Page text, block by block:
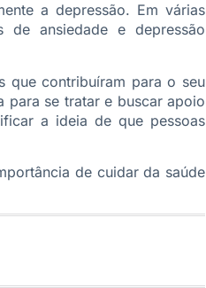
a depressão. Em várias
de ansiedade e depressão
que contribuíram para o seu
para se tratar e buscar apoio
a ideia de que pessoas
de cuidar da saúde